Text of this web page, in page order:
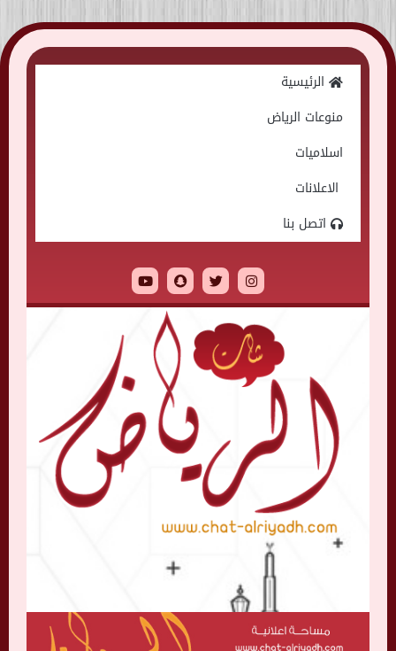
Skip
to
الرئيسية
منوعات الرياض
اسلاميات
الاعلانات
اتصل بنا